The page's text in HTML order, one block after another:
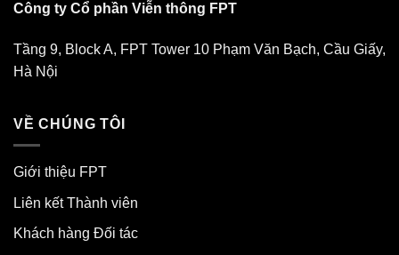
Công ty Cổ phần Viễn thông FPT
Tầng 9, Block A, FPT Tower 10 Phạm Văn Bạch, Cầu Giấy,
Hà Nội
VỀ CHÚNG TÔI
Giới thiệu FPT
Liên kết Thành viên
Khách hàng Đối tác